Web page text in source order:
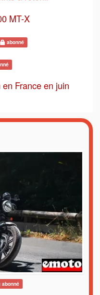
MT-X
abonné
France en juin
abonné